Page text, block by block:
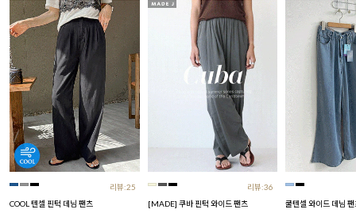
리뷰:25
COOL 텐셀 핀턱 데님 팬츠
리뷰:36
[MADE] 쿠바 핀턱 와이드 팬츠
쿨텐셀 와이드 데님 팬